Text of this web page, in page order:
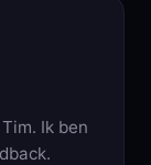
Ik ben